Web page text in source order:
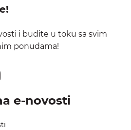
i budite u toku sa svim
ponudama!
e-novosti